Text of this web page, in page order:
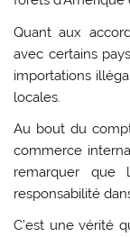
Quant aux
avec certains
importations
locales.
Au bout du
commerce
remarquer que
responsabilité
C’est une vérité